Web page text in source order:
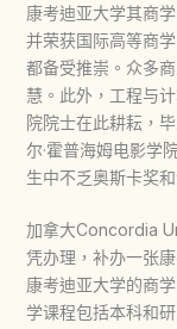
康考迪亚大学其商
并荣获国际高等商
都备受推崇。众多
慧。此外，工程与
院院士在此耕耘，
尔·霍普海姆电影学
生中不乏奥斯卡奖
加拿大Concordia
凭办理，补办一张
康考迪亚大学的商
学课程包括本科和